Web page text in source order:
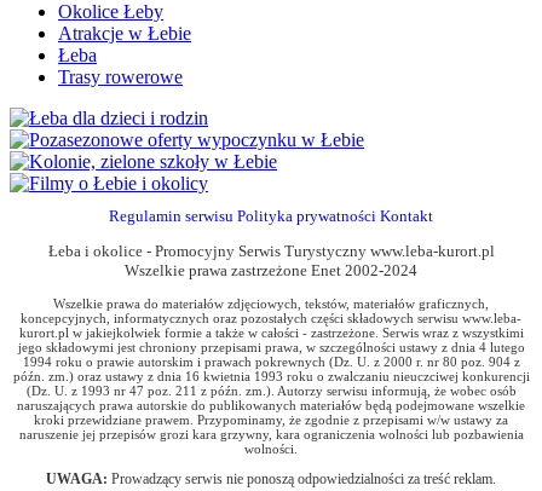
Okolice Łeby
Atrakcje w Łebie
Łeba
Trasy rowerowe
Regulamin serwisu Polityka prywatności Kontakt
Łeba i okolice - Promocyjny Serwis Turystyczny www.leba-kurort.pl
Wszelkie prawa zastrzeżone Enet 2002-2024
Wszelkie prawa do materiałów zdjęciowych, tekstów, materiałów graficznych,
koncepcyjnych, informatycznych oraz pozostałych części składowych serwisu www.leba-
kurort.pl w jakiejkolwiek formie a także w całości - zastrzeżone. Serwis wraz z wszystkimi
jego składowymi jest chroniony przepisami prawa, w szczególności ustawy z dnia 4 lutego
1994 roku o prawie autorskim i prawach pokrewnych (Dz. U. z 2000 r. nr 80 poz. 904 z
późn. zm.) oraz ustawy z dnia 16 kwietnia 1993 roku o zwalczaniu nieuczciwej konkurencji
(Dz. U. z 1993 nr 47 poz. 211 z późn. zm.). Autorzy serwisu informują, że wobec osób
naruszających prawa autorskie do publikowanych materiałów będą podejmowane wszelkie
kroki przewidziane prawem. Przypominamy, że zgodnie z przepisami w/w ustawy za
naruszenie jej przepisów grozi kara grzywny, kara ograniczenia wolności lub pozbawienia
wolności.
UWAGA: Prowadzący serwis nie ponoszą odpowiedzialności za treść reklam.